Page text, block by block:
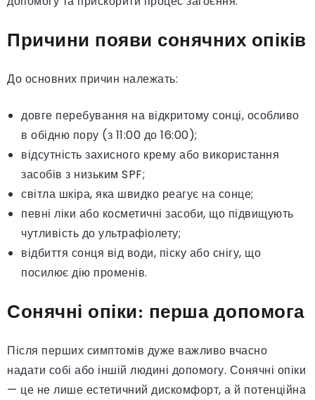
Причини появи сонячних опіків
До основних причин належать:
довге перебування на відкритому сонці, особливо
в обідню пору (з 11:00 до 16:00);
відсутність захисного крему або використання
засобів з низьким SPF;
світла шкіра, яка швидко реагує на сонце;
певні ліки або косметичні засоби, що підвищують
чутливість до ультрафіолету;
відбиття сонця від води, піску або снігу, що
посилює дію променів.
Сонячні опіки: перша допомога
Після перших симптомів дуже важливо вчасно
надати собі або іншій людині допомогу. Сонячні опіки
— це не лише естетичний дискомфорт, а й потенційна